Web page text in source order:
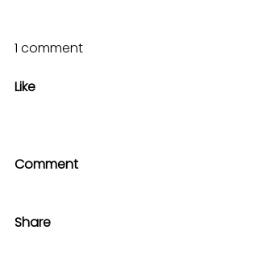
1 comment
Like
Comment
Share